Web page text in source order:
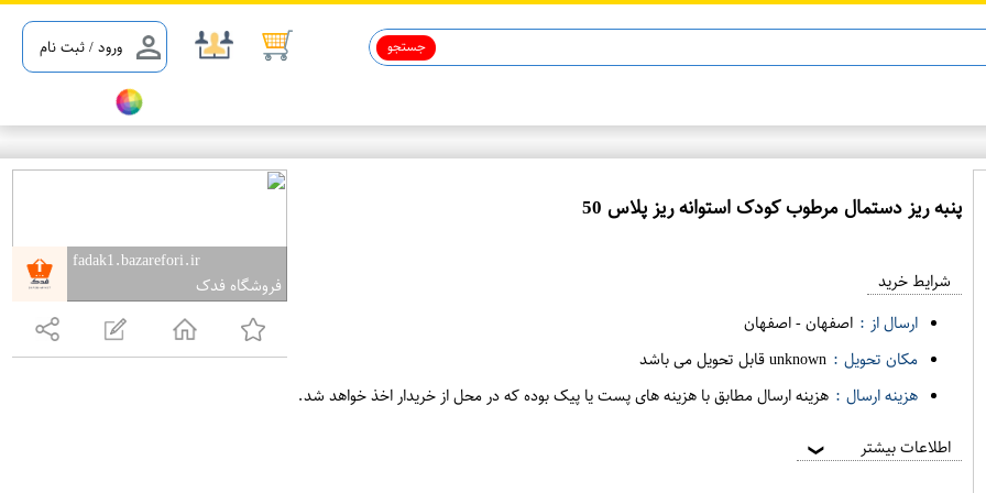
ورود / ثبت نام جستجو
fadak1.bazarefori.ir
فروشگاه فدک
پنبه ريز دستمال مرطوب کودک استوانه ريز پلاس 50
و
شرایط خرید
ارسال از : اصفهان-اصفهان
مکان تحویل : unknown قابل تحویل می باشد
هزینه ارسال : هزینه ارسال مطابق با هزینه های پست یا پیک بوده که در محل از خریدار اخذ خواهد شد.
اطلاعات بیشتر ❯